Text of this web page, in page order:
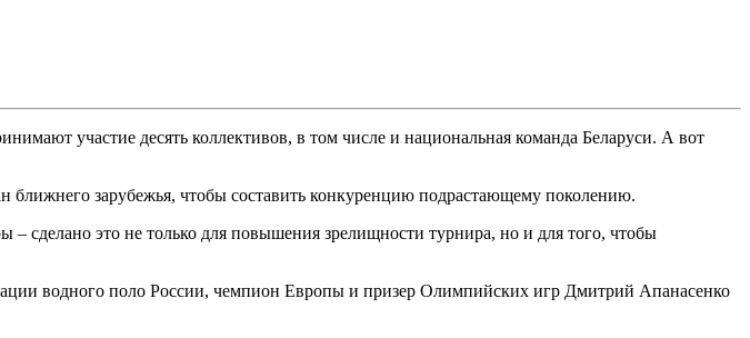
участие десять коллективов, в том числе и национальная команда Беларуси. А вот
ближнего зарубежья, чтобы составить конкуренцию подрастающему поколению.
сделано это не только для повышения зрелищности турнира, но и для того, чтобы
водного поло России, чемпион Европы и призер Олимпийских игр Дмитрий Апанасенко